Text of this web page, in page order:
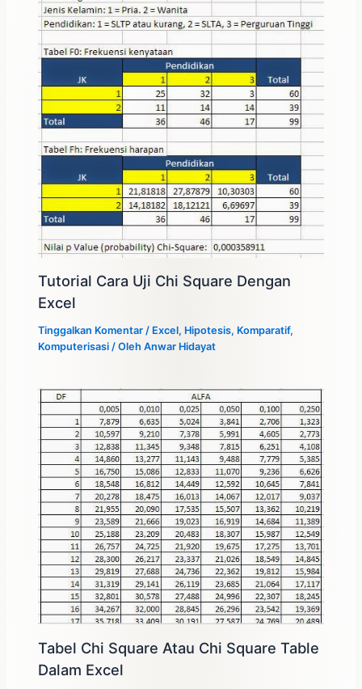
Tutorial Cara Uji Chi Square Dengan
Excel
Tinggalkan Komentar / Excel, Hipotesis, Komparatif,
Komputerisasi / OlehAnwar Hidayat
Tabel Chi Square Atau Chi Square Table
Dalam Excel